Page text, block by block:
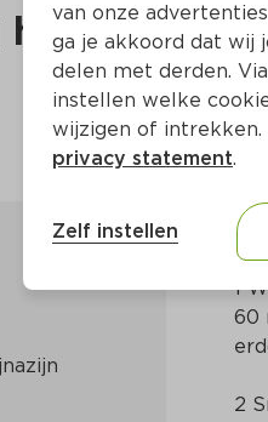
hotdog
1
60
2
van onze
ga je akkoord dat wij
delen met derden. Via
instellen welke
wijzigen of intrekken.
privacy statement.
Zelf instellen